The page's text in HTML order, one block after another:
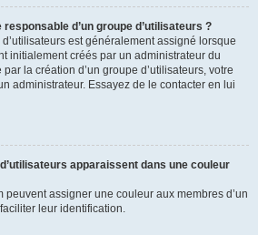
d’un groupe d’utilisateurs ?
est généralement assigné lorsque
initialement créés par un administrateur du
la création d’un groupe d’utilisateurs, votre
administrateur. Essayez de le contacter en lui
apparaissent dans une couleur
peuvent assigner une couleur aux membres d’un
leur identification.